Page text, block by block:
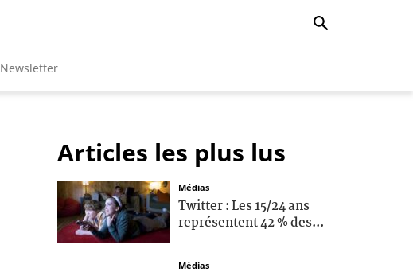
Newsletter
Articles les plus lus
Médias
Twitter : Les 15/24 ans
représentent 42 % des...
Médias